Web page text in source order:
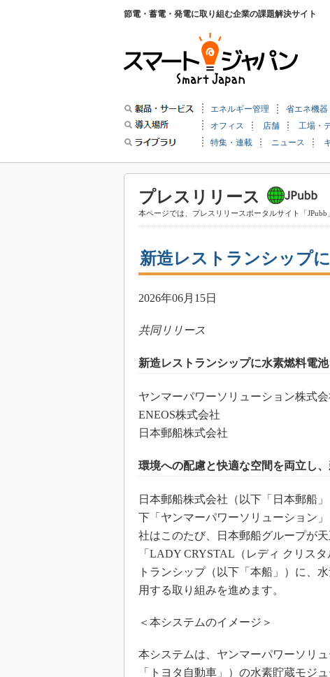
節電・蓄電・発電に取り組む企業の課題解決サイト
エネルギー管理 省エネ機器
オフィス
店舗 工場・
特集・連載
ニュース
プレスリリース
本ページでは、プレスリリースポータルサイト「JPubb
新造レストランシップ
2026年06月15日
共同リリース
新造レストランシップに水素燃料電
ヤンマーパワーソリューション株式会
ENEOS株式会社
日本郵船株式会社
環境への配慮と快適な空間を両立し
日本郵船株式会社（以下「日本郵船
下「ヤンマーパワーソリューション
社はこのたび、日本郵船グループが
「LADY CRYSTAL（レディ クリス
トランシップ（以下「本船」）に、
用する取り組みを進めます。
＜本システムのイメージ＞
本システムは、ヤンマーパワーソリ
「トヨタ自動車」）の水素貯蔵モジ